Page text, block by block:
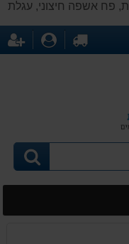
פח אשפה חיצוני, עגלת
לקופה